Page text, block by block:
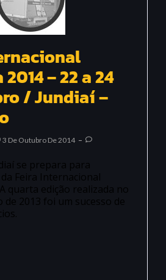
– 22 a 24
/ Jundiaí –
3 De Outubro De 2014
se prepara para
Feira Internacional
quarta edição realizada no
de 2013 foi um sucesso de